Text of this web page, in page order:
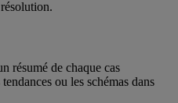
résumé de chaque cas
ou les schémas dans